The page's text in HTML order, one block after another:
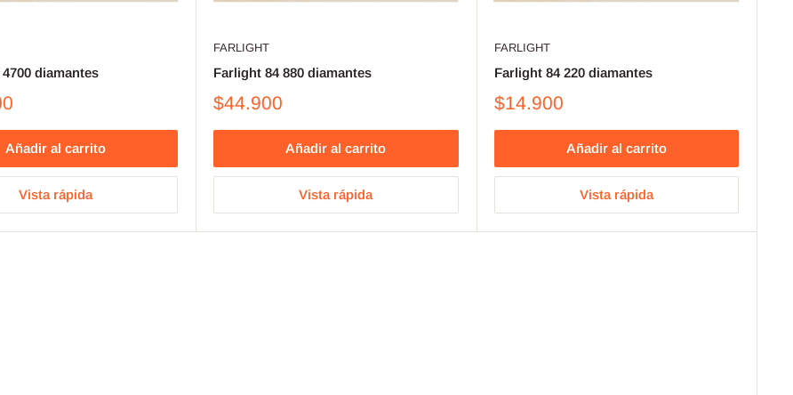
diamantes
Añadir al carrito
Vista rápida
FARLIGHT
Farlight 84 880 diamantes
$44.900
Añadir al carrito
Vista rápida
FARLIGHT
Farlight 84 220 diamantes
$14.900
Añadir al carrito
Vista rápida